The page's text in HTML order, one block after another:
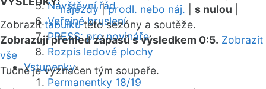
Návštěvní řád
Veřejné bruslení
PRESS: pro novináře
Rozpis ledové plochy
Vstupenky
Permanentky 18/19
nájezdy|prodl. nebo náj. s nulou
Zobrazittabulkutéto sezóny a soutěže.
Zobrazuji přehled zápasů s výsledkem 0:5. Zobrazit
vše
Tučně je vyznačen tým soupeře.